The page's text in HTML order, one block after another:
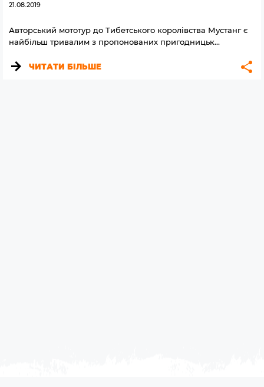
21.08.2019
Авторський мототур до Тибетського королівства Мустанг є
найбільш тривалим з пропонованих пригодницьк...
ЧИТАТИ БІЛЬШЕ